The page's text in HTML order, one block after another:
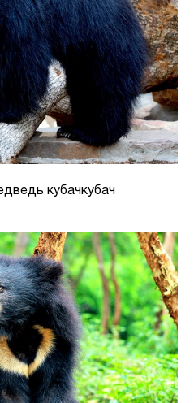
кубачкубач